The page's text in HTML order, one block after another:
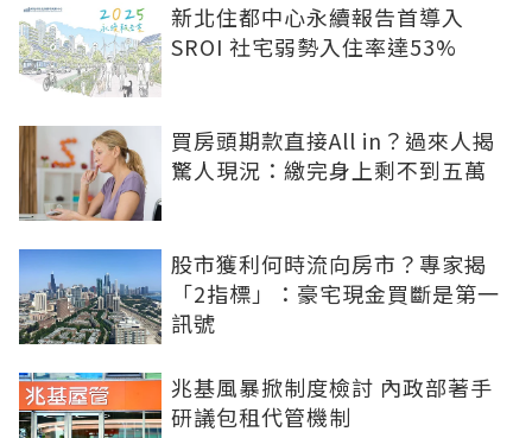
新北住都中心永續報告首導入
SROI 社宅弱勢入住率達53%
買房頭期款直接All in？過來人揭
驚人現況：繳完身上剩不到五萬
股市獲利何時流向房市？專家揭
「2指標」：豪宅現金買斷是第一
訊號
兆基風暴掀制度檢討 內政部著手
研議包租代管機制